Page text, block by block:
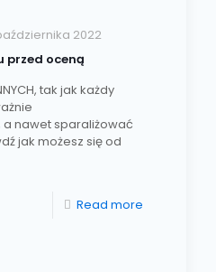
2022
przed oceną
tak jak każdy
nawet sparaliżować
jak możesz się od
Read more